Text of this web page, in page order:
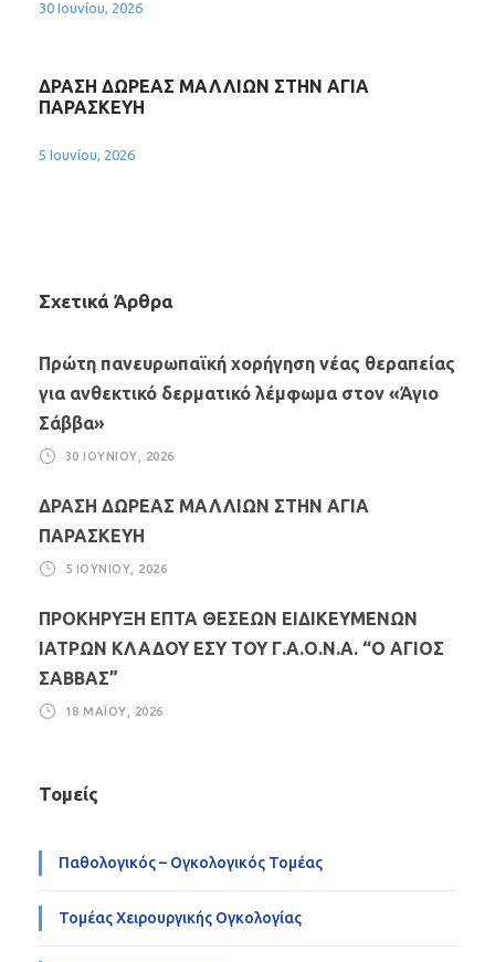
30 Ιουνίου, 2026
ΔΡΑΣΗ ΔΩΡΕΑΣ ΜΑΛΛΙΩΝ ΣΤΗΝ ΑΓΙΑ
ΠΑΡΑΣΚΕΥΗ
5 Ιουνίου, 2026
Σχετικά Άρθρα
Πρώτη πανευρωπαϊκή χορήγηση νέας θεραπείας
για ανθεκτικό δερματικό λέμφωμα στον «Άγιο
Σάββα»
30 ΙΟΥΝΊΟΥ, 2026
ΔΡΑΣΗ ΔΩΡΕΑΣ ΜΑΛΛΙΩΝ ΣΤΗΝ ΑΓΙΑ
ΠΑΡΑΣΚΕΥΗ
5 ΙΟΥΝΊΟΥ, 2026
ΠΡΟΚΗΡΥΞΗ ΕΠΤΑ ΘΕΣΕΩΝ ΕΙΔΙΚΕΥΜΕΝΩΝ
ΙΑΤΡΩΝ ΚΛΑΔΟΥ ΕΣΥ ΤΟΥ Γ.Α.Ο.Ν.Α. “Ο ΑΓΙΟΣ
ΣΑΒΒΑΣ”
18 ΜΑΪ́ΟΥ, 2026
Τομείς
Παθολογικός – Ογκολογικός Τομέας
Τομέας Χειρουργικής Ογκολογίας